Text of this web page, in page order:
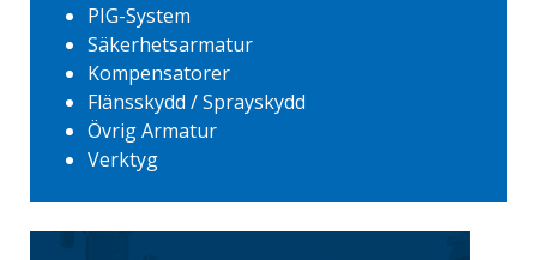
PIG-System
Säkerhetsarmatur
Kompensatorer
Flänsskydd / Sprayskydd
Övrig Armatur
Verktyg